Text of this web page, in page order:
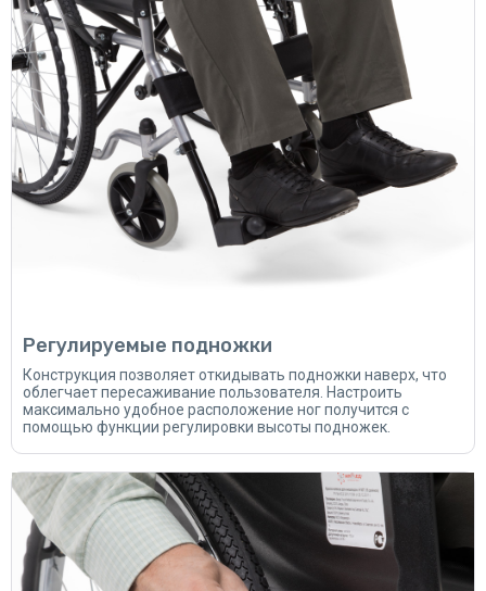
Регулируемые подножки
Конструкция позволяет откидывать подножки наверх, что
облегчает пересаживание пользователя. Настроить
максимально удобное расположение ног получится с
помощью функции регулировки высоты подножек.